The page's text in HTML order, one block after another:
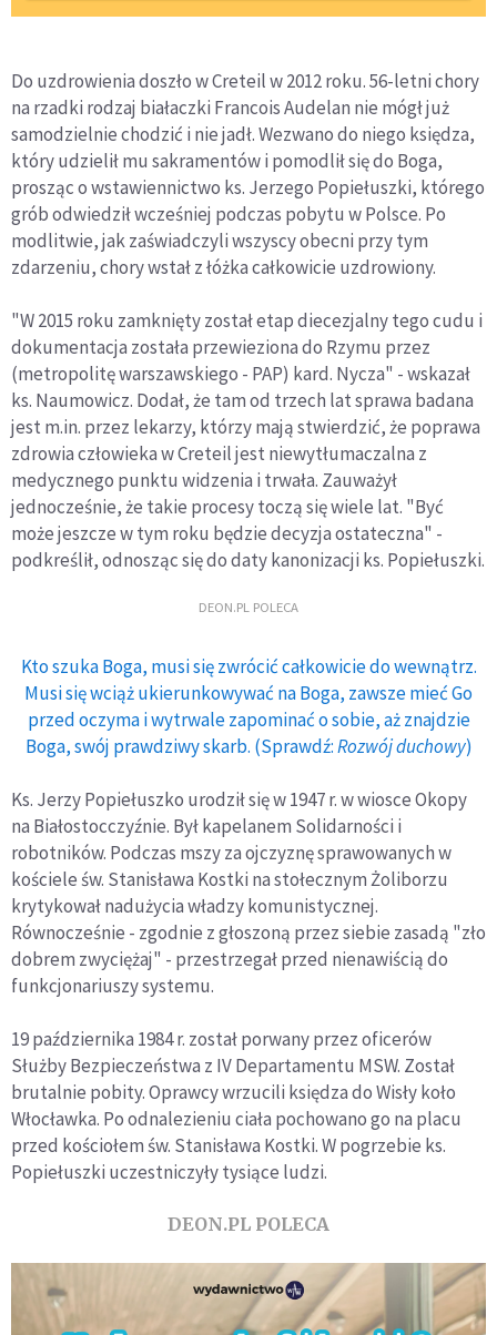
Do uzdrowienia doszło w Creteil w 2012 roku. 56-letni chory
na rzadki rodzaj białaczki Francois Audelan nie mógł już
samodzielnie chodzić i nie jadł. Wezwano do niego księdza,
który udzielił mu sakramentów i pomodlił się do Boga,
prosząc o wstawiennictwo ks. Jerzego Popiełuszki, którego
grób odwiedził wcześniej podczas pobytu w Polsce. Po
modlitwie, jak zaświadczyli wszyscy obecni przy tym
zdarzeniu, chory wstał z łóżka całkowicie uzdrowiony.
"W 2015 roku zamknięty został etap diecezjalny tego cudu i
dokumentacja została przewieziona do Rzymu przez
(metropolitę warszawskiego - PAP) kard. Nycza" - wskazał
ks. Naumowicz. Dodał, że tam od trzech lat sprawa badana
jest m.in. przez lekarzy, którzy mają stwierdzić, że poprawa
zdrowia człowieka w Creteil jest niewytłumaczalna z
medycznego punktu widzenia i trwała. Zauważył
jednocześnie, że takie procesy toczą się wiele lat. "Być
może jeszcze w tym roku będzie decyzja ostateczna" -
podkreślił, odnosząc się do daty kanonizacji ks. Popiełuszki.
DEON.PL POLECA
Kto szuka Boga, musi się zwrócić całkowicie do wewnątrz.
Musi się wciąż ukierunkowywać na Boga, zawsze mieć Go
przed oczyma i wytrwale zapominać o sobie, aż znajdzie
Boga, swój prawdziwy skarb. (Sprawdź:Rozwój duchowy)
Ks. Jerzy Popiełuszko urodził się w 1947 r. w wiosce Okopy
na Białostocczyźnie. Był kapelanem Solidarności i
robotników. Podczas mszy za ojczyznę sprawowanych w
kościele św. Stanisława Kostki na stołecznym Żoliborzu
krytykował nadużycia władzy komunistycznej.
Równocześnie - zgodnie z głoszoną przez siebie zasadą "zło
dobrem zwyciężaj" - przestrzegał przed nienawiścią do
funkcjonariuszy systemu.
19 października 1984 r. został porwany przez oficerów
Służby Bezpieczeństwa z IV Departamentu MSW. Został
brutalnie pobity. Oprawcy wrzucili księdza do Wisły koło
Włocławka. Po odnalezieniu ciała pochowano go na placu
przed kościołem św. Stanisława Kostki. W pogrzebie ks.
Popiełuszki uczestniczyły tysiące ludzi.
DEON.PL POLECA